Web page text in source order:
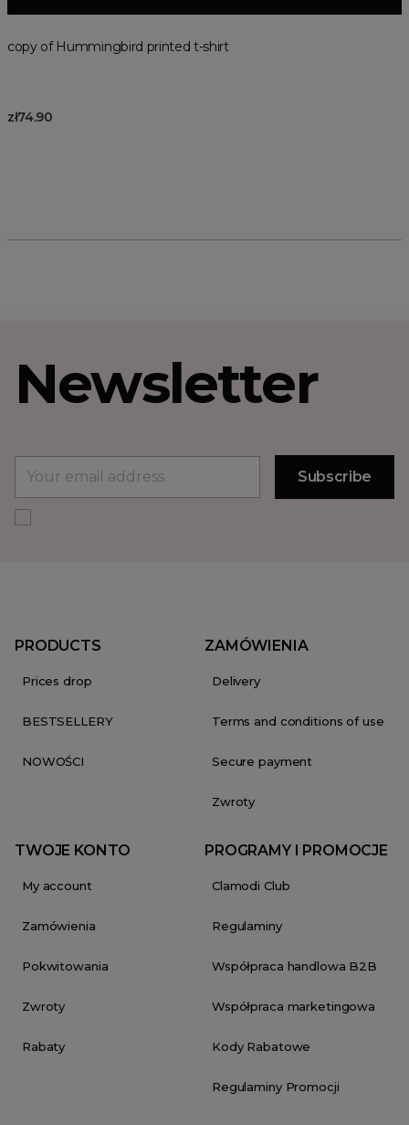
copy of Hummingbird printed t-shirt
zł74.90
Newsletter
PRODUCTS
Prices drop
BESTSELLERY
NOWOŚCI
ZAMÓWIENIA
Delivery
Terms and conditions of use
Secure payment
Zwroty
TWOJE KONTO
My account
Zamówienia
Pokwitowania
Zwroty
Rabaty
PROGRAMY I PROMOCJE
Clamodi Club
Regulaminy
Współpraca handlowa B2B
Współpraca marketingowa
Kody Rabatowe
Regulaminy Promocji